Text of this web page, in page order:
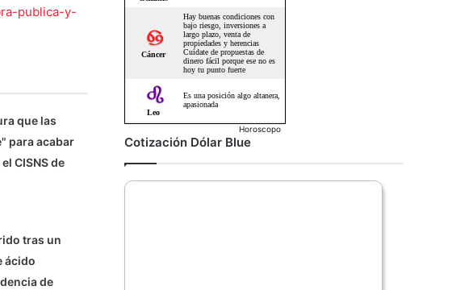
publica-y-
que las
para acabar
CISNS de
tras un
ácido
de
Horoscopo
Cotización Dólar Blue